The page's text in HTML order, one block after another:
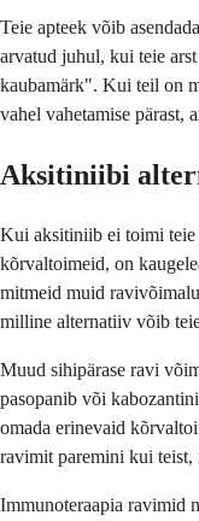
Teie apteek võib
arvatud juhul, kui teie
kaubamärk". Kui teil on
vahel vahetamise pärast,
Aksitiniibi
Kui aksitiniib ei toimi
kõrvaltoimeid, on
mitmeid muid
milline alternatiiv võib
Muud sihipärase ravi
pasopanib või
omada erinevaid
ravimit paremini kui teist,
Immunoteraapia ravimid